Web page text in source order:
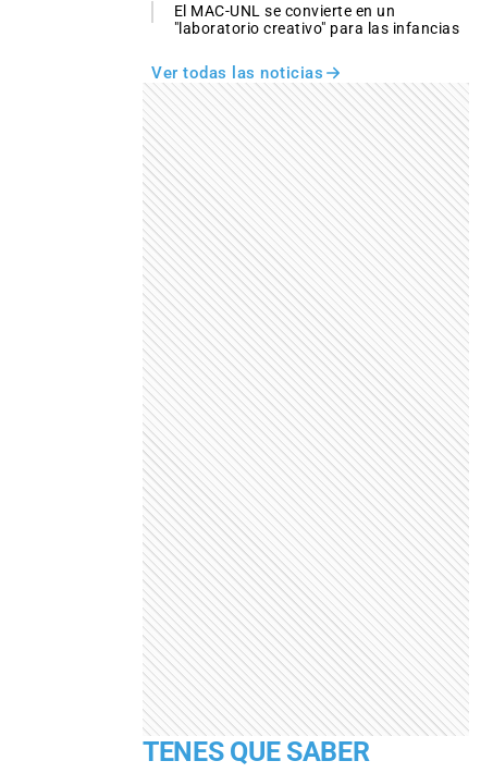
El MAC-UNL se convierte en un
"laboratorio creativo" para las infancias
Ver todas las noticias
TENES QUE SABER